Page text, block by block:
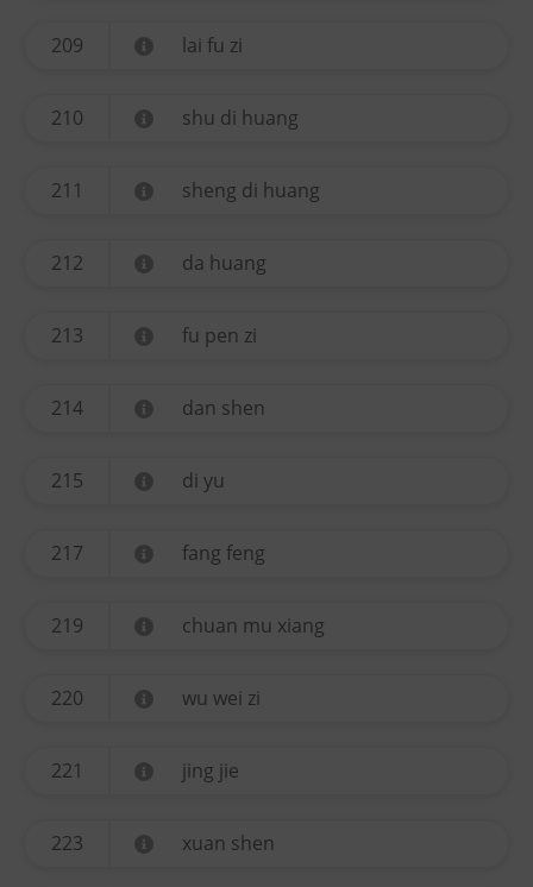
209 lai fu zi
210 shu di huang
211 sheng di huang
212 da huang
213 fu pen zi
214 dan shen
215 di yu
217 fang feng
219 chuan mu xiang
220 wu wei zi
221 jing jie
223 xuan shen